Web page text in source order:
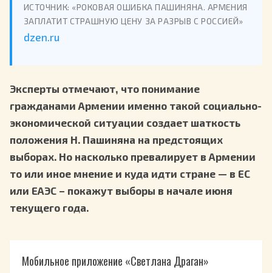
ИСТОЧНИК: «РОКОВАЯ ОШИБКА ПАШИНЯНА. АРМЕНИЯ
ЗАПЛАТИТ СТРАШНУЮ ЦЕНУ ЗА РАЗРЫВ С РОССИЕЙ»
dzen.ru
Эксперты отмечают, что понимание
гражданами Армении именно такой социально-
экономической ситуации создает шаткость
положения Н. Пашиняна на предстоящих
выборах. Но насколько превалирует в Армении
то или иное мнение и куда идти стране — в ЕС
или ЕАЭС – покажут выборы в начале июня
текущего года.
Мобильное приложение «Светлана Драган»